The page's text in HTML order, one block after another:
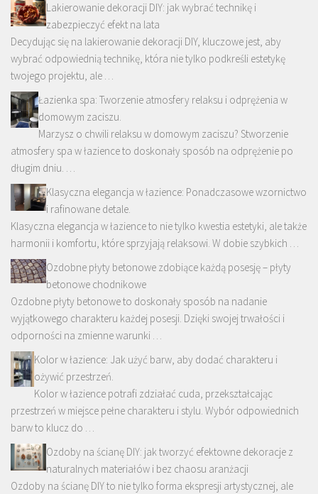
Lakierowanie dekoracji DIY: jak wybrać technikę i
zabezpieczyć efekt na lata
Decydując się na lakierowanie dekoracji DIY, kluczowe jest, aby
wybrać odpowiednią technikę, która nie tylko podkreśli estetykę
twojego projektu, ale …
Łazienka spa: Tworzenie atmosfery relaksu i odprężenia w
domowym zaciszu.
Marzysz o chwili relaksu w domowym zaciszu? Stworzenie
atmosfery spa w łazience to doskonały sposób na odprężenie po
długim dniu. …
Klasyczna elegancja w łazience: Ponadczasowe wzornictwo
i rafinowane detale.
Klasyczna elegancja w łazience to nie tylko kwestia estetyki, ale także
harmonii i komfortu, które sprzyjają relaksowi. W dobie szybkich …
Ozdobne płyty betonowe zdobiące każdą posesję – płyty
betonowe chodnikowe
Ozdobne płyty betonowe to doskonały sposób na nadanie
wyjątkowego charakteru każdej posesji. Dzięki swojej trwałości i
odporności na zmienne warunki …
Kolor w łazience: Jak użyć barw, aby dodać charakteru i
ożywić przestrzeń.
Kolor w łazience potrafi zdziałać cuda, przekształcając
przestrzeń w miejsce pełne charakteru i stylu. Wybór odpowiednich
barw to klucz do …
Ozdoby na ścianę DIY: jak tworzyć efektowne dekoracje z
naturalnych materiałów i bez chaosu aranżacji
Ozdoby na ścianę DIY to nie tylko forma ekspresji artystycznej, ale